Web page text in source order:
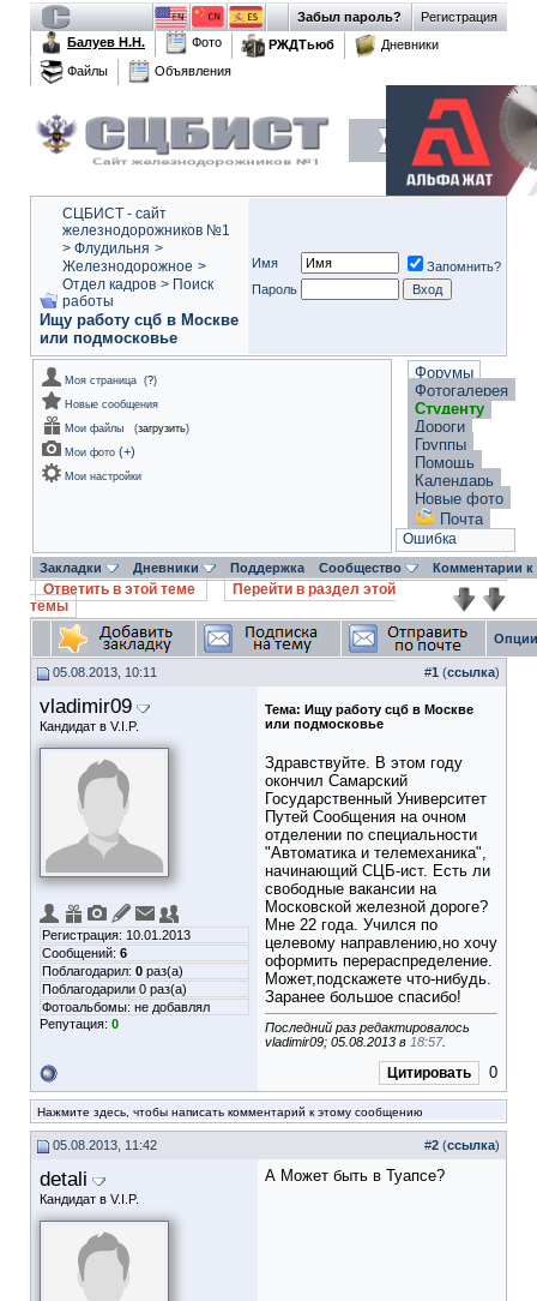
Регистрация
Забыл пароль?
Балуев Н.Н.
Фото РЖДТьюб
Дневники
Файлы
Объявления
СЦБИСТ - сайт
железнодорожников №1
> Флудильня >
Железнодорожное >
Отдел кадров > Поиск
работы
Ищу работу сцб в Москве
или подмосковье
Имя
Запомнить?
Пароль
Моя страница (?)
Новые сообщения
Мои файлы
(загрузить)
Мои фото (+)
Мои настройки
Форумы
Фотогалерея
Студенту
Дороги
Группы
Помощь
Календарь
Новые фото
Почта
Ошибка
Закладки Дневники Поддержка Сообщество Комментарии
Ответить в этой теме
Перейти в раздел этой
темы
05.08.2013, 10:11 #1 (ссылка)
vladimir09
Кандидат в V.I.P.
Регистрация: 10.01.2013
Сообщений: 6
Поблагодарил: 0 раз(а)
Поблагодарили 0 раз(а)
Фотоальбомы: не добавлял
Репутация: 0
Тема: Ищу работу сцб в Москве
или подмосковье
Здравствуйте. В этом году
окончил Самарский
Государственный Университет
Путей Сообщения на очном
отделении по специальности
"Автоматика и телемеханика",
начинающий СЦБ-ист. Есть ли
свободные вакансии на
Московской железной дороге?
Мне 22 года. Учился по
целевому направлению,но хочу
оформить перераспределение.
Может,подскажете что-нибудь.
Заранее большое спасибо!
Последний раз редактировалось
vladimir09; 05.08.2013 в 18:57.
Цитировать 0
Нажмите здесь, чтобы написать комментарий к этому сообщению
05.08.2013, 11:42 #2 (ссылка)
detali
Кандидат в V.I.P.
А Может быть в Туапсе?